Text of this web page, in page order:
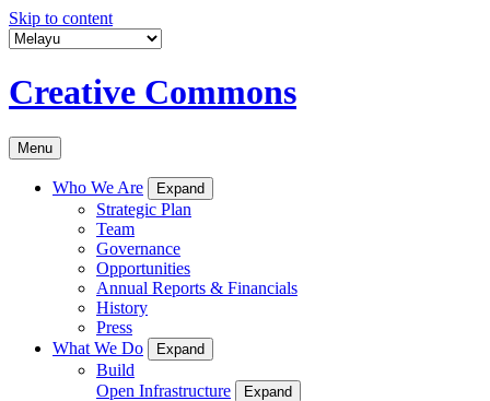
Skip to content
Creative Commons
Menu
Who We Are Expand
Strategic Plan
Team
Governance
Opportunities
Annual Reports & Financials
History
Press
What We Do
Expand
Build
Open Infrastructure
Expand